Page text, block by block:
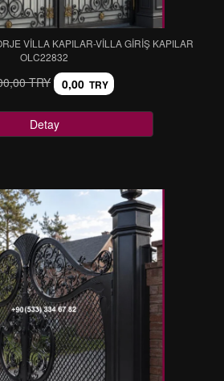
VİLLA KAPILAR-VİLLA GİRİŞ KAPILAR
OLC22832
TRY 0,00 TRY
Detay